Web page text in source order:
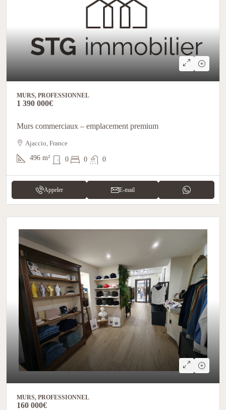
MURS, PROFESSIONNEL
1 390 000€
Murs commerciaux – emplacement premium
Ajaccio, France
496 m² 0 0 0
Appeler E-mail
MURS, PROFESSIONNEL
160 000€